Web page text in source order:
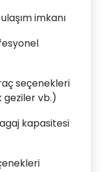
imkanı
seçenekleri
geziler vb.)
kapasitesi